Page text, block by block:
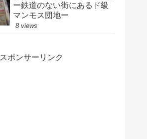
ー鉄道のない街にあるド級
マンモス団地ー
8 views
スポンサーリンク